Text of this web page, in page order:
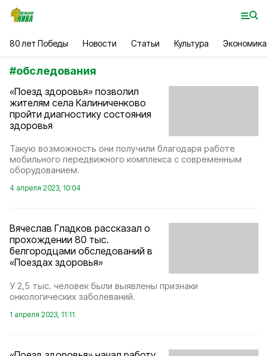
80 лет Победы Новости Статьи Культура Экономика
#обследования
«Поезд здоровья» позволил
жителям села Калиниченково
пройти диагностику состояния
здоровья
Такую возможность они получили благодаря работе
мобильного передвижного комплекса с современным
оборудованием.
4 апреля 2023, 10:04
Вячеслав Гладков рассказал о
прохождении 80 тыс.
белгородцами обследований в
«Поездах здоровья»
У 2,5 тыс. человек были выявлены признаки
онкологических заболеваний.
1 апреля 2023, 11:11